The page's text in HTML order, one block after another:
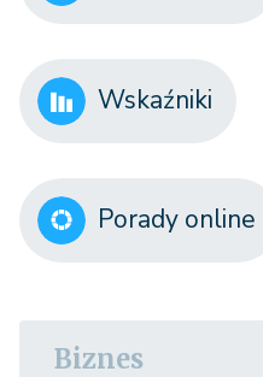
Wskaźniki
Porady online
Biznes